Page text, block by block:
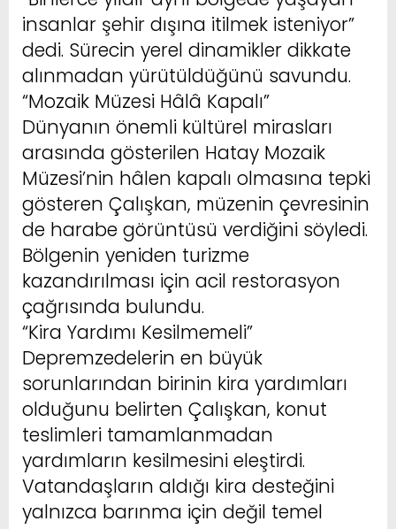
insanlar şehir dışına itilmek isteniyor”
dedi. Sürecin yerel dinamikler dikkate
alınmadan yürütüldüğünü savundu.
“Mozaik Müzesi Hâlâ Kapalı”
Dünyanın önemli kültürel mirasları
arasında gösterilen Hatay Mozaik
Müzesi’nin hâlen kapalı olmasına tepki
gösteren Çalışkan, müzenin çevresinin
de harabe görüntüsü verdiğini söyledi.
Bölgenin yeniden turizme
kazandırılması için acil restorasyon
çağrısında bulundu.
“Kira Yardımı Kesilmemeli”
Depremzedelerin en büyük
sorunlarından birinin kira yardımları
olduğunu belirten Çalışkan, konut
teslimleri tamamlanmadan
yardımların kesilmesini eleştirdi.
Vatandaşların aldığı kira desteğini
yalnızca barınma için değil temel